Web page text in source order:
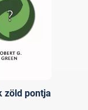
zöld pontja